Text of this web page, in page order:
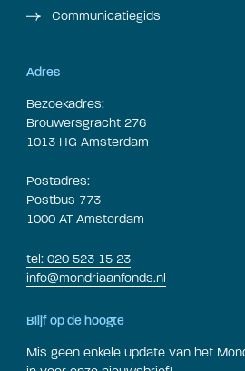
Communicatiegids
Adres
Bezoekadres:
Brouwersgracht 276
1013 HG Amsterdam
Postadres:
Postbus 773
1000 AT Amsterdam
tel: 020 523 15 23
info@mondriaanfonds.nl
Blijf op de hoogte
Mis geen enkele update van het